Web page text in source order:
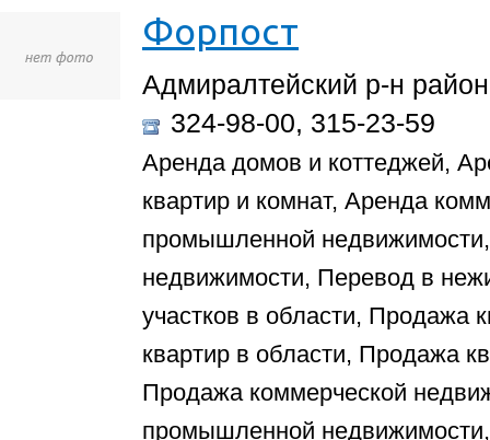
Форпост
Адмиралтейский р-н
324-98-00, 315-23-59
Аренда домов и коттеджей,
квартир и комнат, Аренда
промышленной
недвижимости, Перевод в
участков в области, Продажа
квартир в области, Продажа
Продажа коммерческой
промышленной